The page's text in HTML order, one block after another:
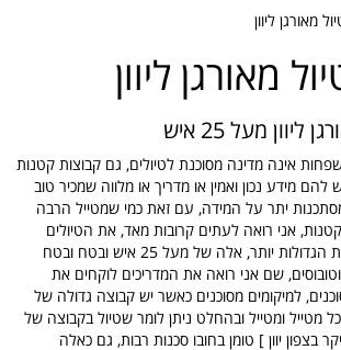
מאורגן ליוון
מאורגן ליוון
מעל 25 איש
משפחות אינה מדינה מסוכנת לטיולים, גם קבוצות קטנות
איש שיש להם מידע נכון ואמין או מדריך או מלווה שמכיר טוב
יתר על המידה, עם זאת כמי שמטייל הרבה
קטנות, אני רואה לעתים קרובות מאד, את הטיולים
המאורגנים של הקבוצות הגדולות יותר, אלה של מעל 25 איש ובטח ובטח
שם אני רואה את המדריכים לוקחים את
למיקומים מסוכנים כאשר יש קבוצה גדולה של
כל מטייל ומטייל ובהחלט ניתן לומר שטיול בקבוצה של
[ בעיקר בצפון יוון ] טומן בחובו סכנות רבות, גם כאלה